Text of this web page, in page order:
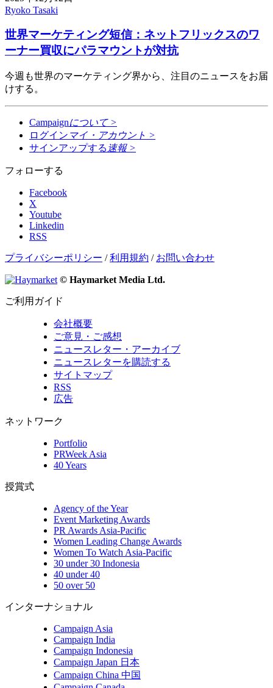
Ryoko Tasaki
世界マーケティング短信：ネットフリックスのワ
ーナー買収にパラマウントが対抗
今週も世界のマーケティング界から、注目のニュースをお届
けする。
Campaignについて >
ログイン マイ・アカウント >
サインアップする 速報 >
フォローする
Facebook
X
Youtube
Linkedin
RSS
プライバシーポリシー /利用規約 / お問い合わせ
© Haymarket Media Ltd.
ご利用ガイド
会社概要
ご意見・ご感想
ニュースレター・アーカイブ
ニュースレターを購読する
サイトマップ
RSS
広告
ネットワーク
Portfolio
PRWeek Asia
40 Years
授賞式
Agency of the Year
Event Marketing Awards
PR Awards Asia-Pacific
Women Leading Change Awards
Women To Watch Asia-Pacific
30 under 30 Indonesia
40 under 40
50 over 50
インターナショナル
Campaign Asia
Campaign India
Campaign Indonesia
Campaign Japan 日本
Campaign China 中国